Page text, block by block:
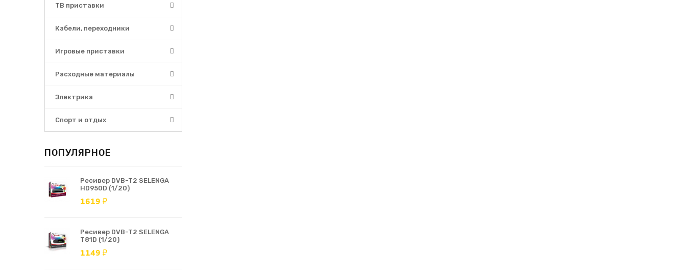
ТВ приставки
Кабели, переходники
Игровые приставки
Расходные материалы
Электрика
Спорт и отдых
ПОПУЛЯРНОЕ
Ресивер DVB-T2 SELENGA
HD950D (1/20)
1619 ₽
Ресивер DVB-T2 SELENGA
T81D (1/20)
1149 ₽